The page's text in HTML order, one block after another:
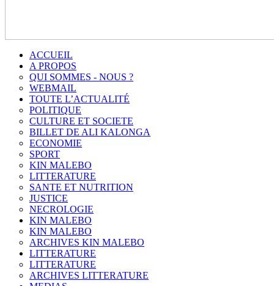
ACCUEIL
A PROPOS
QUI SOMMES - NOUS ?
WEBMAIL
TOUTE L’ACTUALITÉ
POLITIQUE
CULTURE ET SOCIETE
BILLET DE ALI KALONGA
ECONOMIE
SPORT
KIN MALEBO
LITTERATURE
SANTE ET NUTRITION
JUSTICE
NECROLOGIE
KIN MALEBO
KIN MALEBO
ARCHIVES KIN MALEBO
LITTERATURE
LITTERATURE
ARCHIVES LITTERATURE